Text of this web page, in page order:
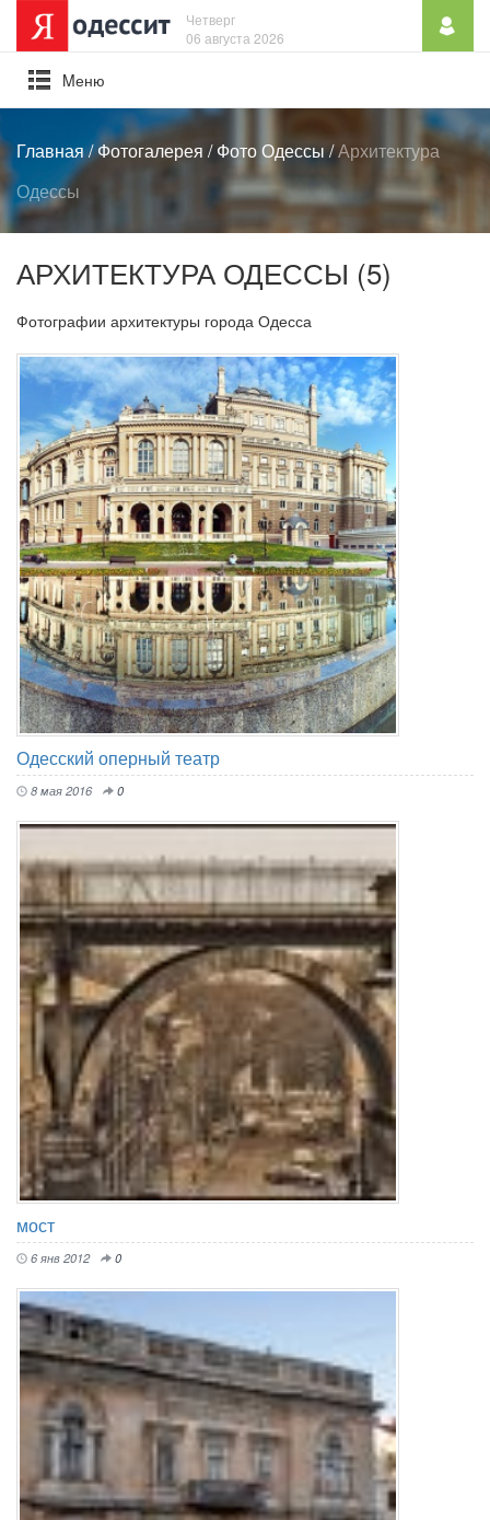
Четверг
06 августа 2026
Mеню
Главная/Фотогалерея /Фото Одессы/Архитектура
Одессы
АРХИТЕКТУРА ОДЕССЫ (5)
Фотографии архитектуры города Одесса
Одесский оперный театр
8 мая 2016 0
мост
6 янв 2012 0